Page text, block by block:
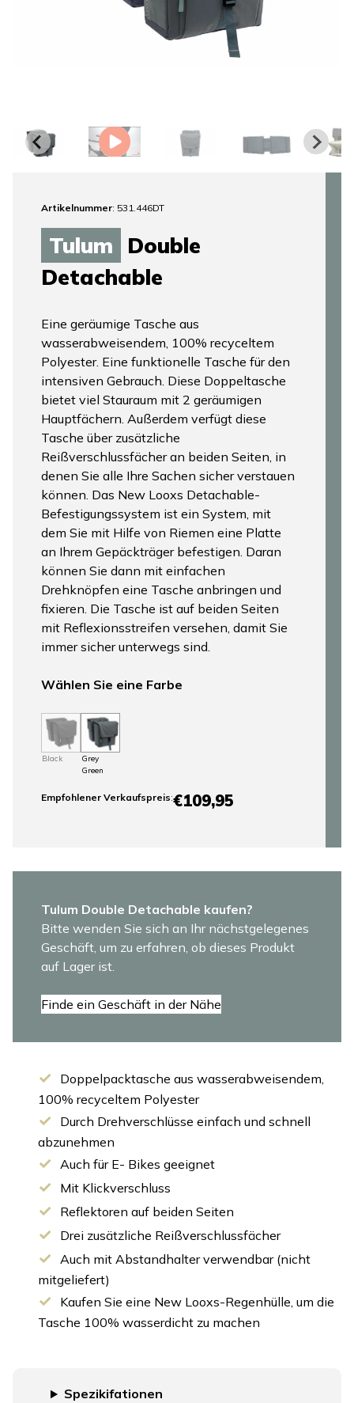
Artikelnummer: 531.446DT
Tulum
Double
Detachable
Eine geräumige Tasche aus
wasserabweisendem, 100% recyceltem
Polyester. Eine funktionelle Tasche für den
intensiven Gebrauch. Diese Doppeltasche
bietet viel Stauraum mit 2 geräumigen
Hauptfächern. Außerdem verfügt diese
Tasche über zusätzliche
Reißverschlussfächer an beiden Seiten, in
denen Sie alle Ihre Sachen sicher verstauen
können. Das New Looxs Detachable-
Befestigungssystem ist ein System, mit
dem Sie mit Hilfe von Riemen eine Platte
an Ihrem Gepäckträger befestigen. Daran
können Sie dann mit einfachen
Drehknöpfen eine Tasche anbringen und
fixieren. Die Tasche ist auf beiden Seiten
mit Reflexionsstreifen versehen, damit Sie
immer sicher unterwegs sind.
Wählen Sie eine Farbe
Black
Grey
Green
Empfohlener Verkaufspreis:€109,95
Tulum Double Detachable kaufen?
Bitte wenden Sie sich an Ihr nächstgelegenes
Geschäft, um zu erfahren, ob dieses Produkt
auf Lager ist.
Finde ein Geschäft in der Nähe
Doppelpacktasche aus wasserabweisendem,
100% recyceltem Polyester
Durch Drehverschlüsse einfach und schnell
abzunehmen
Auch für E- Bikes geeignet
Mit Klickverschluss
Reflektoren auf beiden Seiten
Drei zusätzliche Reißverschlussfächer
Auch mit Abstandhalter verwendbar (nicht
mitgeliefert)
Kaufen Sie eine New Looxs-Regenhülle, um die
Tasche 100% wasserdicht zu machen
Spezikifationen